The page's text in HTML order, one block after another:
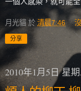
月光貓 於 清晨7:46
分享
2010年1月5日 星